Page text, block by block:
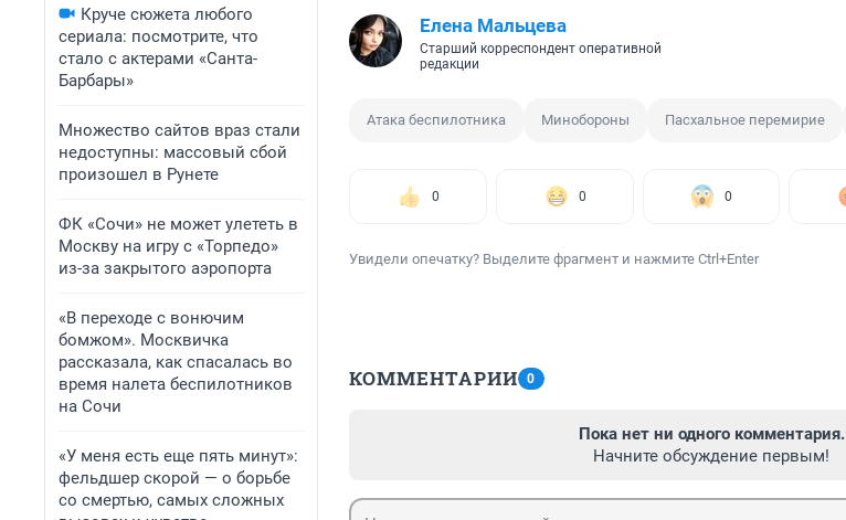
Круче сюжета любого
сериала: посмотрите, что
стало с актерами «Санта-
Барбары»
Множество сайтов враз стали
недоступны: массовый сбой
произошел в Рунете
ФК «Сочи» не может улететь в
Москву на игру с «Торпедо»
из-за закрытого аэропорта
«В переходе с вонючим
бомжом». Москвичка
рассказала, как спасалась во
время налета беспилотников
на Сочи
«У меня есть еще пять минут»:
фельдшер скорой — о борьбе
со смертью, самых сложных
Елена Мальцева
Старший корреспондент оперативной
редакции
Атака беспилотника Минобороны Пасхальное перемирие
0 0 0
Увидели опечатку? Выделите фрагмент и нажмите Ctrl+Enter
КОММЕНТАРИИ 0
Пока нет ни одного комментария.
Начните обсуждение первым!